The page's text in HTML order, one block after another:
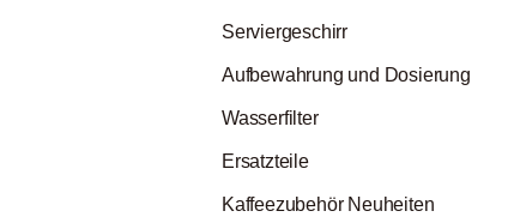
Serviergeschirr
Aufbewahrung und Dosierung
Wasserfilter
Ersatzteile
Kaffeezubehör Neuheiten